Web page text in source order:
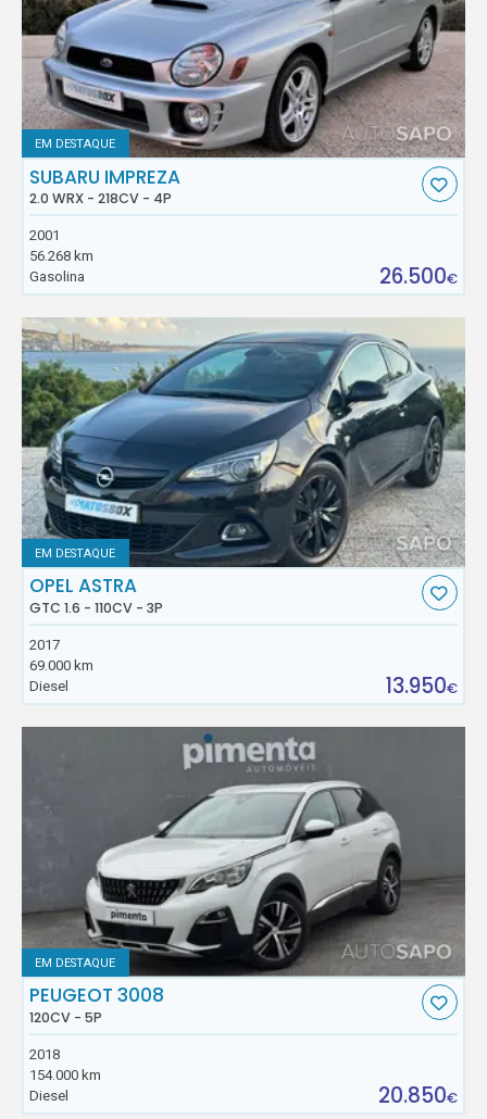
EM DESTAQUE
SUBARU IMPREZA
2.0 WRX - 218CV - 4P
2001
56.268 km
Gasolina
26.500€
EM DESTAQUE
OPEL ASTRA
GTC 1.6 - 110CV - 3P
2017
69.000 km
Diesel
13.950€
EM DESTAQUE
PEUGEOT 3008
120CV - 5P
2018
154.000 km
Diesel
20.850€